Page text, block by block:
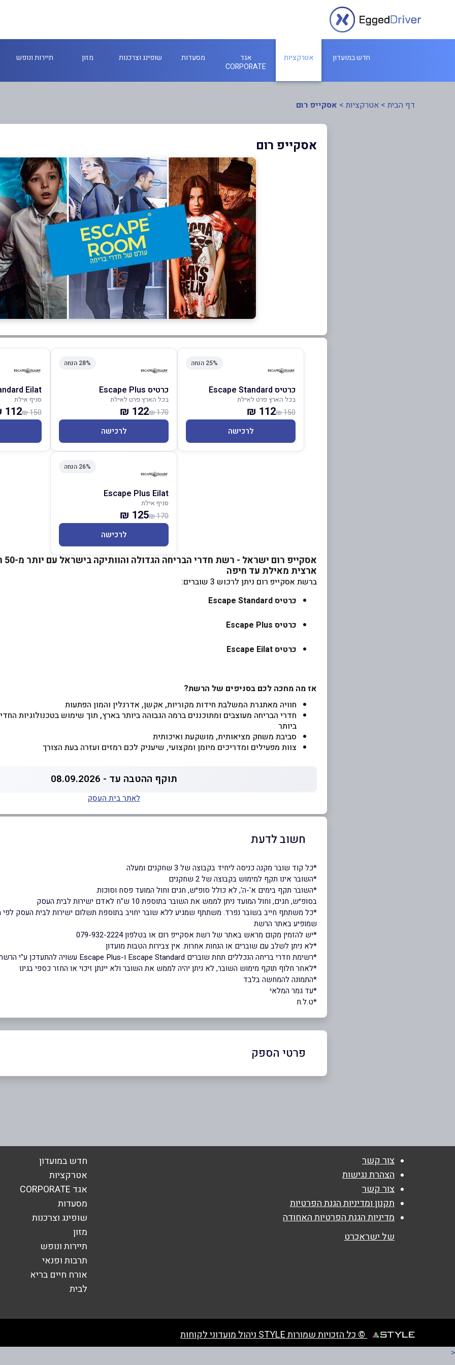
חדש במועדון אטרקציות
אגד
CORPORATE
מסעדות שופינג וצרכנות מזון תיירות ונופש
דף הבית > אטרקציות > אסקייפ רום
אסקייפ רום
25% הנחה
כרטיס Escape Standard
בכל הארץ פרט לאילת
150 ₪
112 ₪
לרכישה
28% הנחה
כרטיס Escape Plus
בכל הארץ פרט לאילת
170 ₪
122 ₪
לרכישה
Eilat
סניף אילת
150 ₪
112 ₪
26% הנחה
Escape Plus Eilat
סניף אילת
170 ₪
125 ₪
לרכישה
ארצית מאילת עד חיפה
ברשת אסקייפ רום ניתן לרכוש 3 שוברים:
כרטיס Escape Standard
כרטיס Escape Plus
כרטיס Escape Eilat
אז מה מחכה לכם בסניפים של הרשת?
חוויה מאתגרת המשלבת חידות מקוריות, אקשן, אדרנלין והמון הפתעות
חדרי הבריחה מעוצבים ומתוכננים ברמה הגבוהה ביותר בארץ, תוך שימוש בטכנולוגיות
ביותר
סביבת משחק מציאותית, מושקעת ואיכותית
צוות מפעילים ומדריכים מיומן ומקצועי, שיעניק לכם רמזים ועזרה בעת הצורך
תוקף ההטבה עד - 08.09.2026
לאתר בית העסק
חשוב לדעת
*כל קוד שובר מקנה כניסה ליחיד בקבוצה של 3 שחקנים ומעלה
*השובר אינו תקף למימוש בקבוצה של 2 שחקנים
*השובר תקף בימים א'-ה', לא כולל סופ״ש, חגים וחול המועד פסח וסוכות.
בסופ״ש, חגים, וחול המועד ניתן לממש את השובר בתוספת 10 ש"ח לאדם ישירות לבית העסק
*כל משתתף חייב בשובר נפרד. משתתף שמגיע ללא שובר יחויב בתוספת תשלום ישירות לבית העסק
שמופיע באתר הרשת
*יש להזמין מקום מראש באתר של רשת אסקייפ רום או בטלפון 079-932-2224
*לא ניתן לשלב עם שוברים או הנחות אחרות. אין צבירות הטבות מועדון
*רשימת חדרי בריחה הנכללים תחת שוברים Escape Standard ו-Escape Plus עשויה להתעדכן ע"י הרשת
*לאחר חלוף תוקף מימוש השובר, לא ניתן יהיה לממש את השובר ולא יינתן זיכוי או החזר כספי בגינו
*התמונה להמחשה בלבד
*עד גמר המלאי
*ט.ל.ח
פרטי הספק
אימייל*
צור קשר
הצהרת נגישות
צור קשר
תקנון ומדיניות הגנת הפרטיות
מדיניות הגנת הפרטיות האחודה
של ישראכרט
חדש במועדון
אטרקציות
אגד CORPORATE
מסעדות
שופינג וצרכנות
מזון
תיירות ונופש
תרבות ופנאי
אורח חיים בריא
לבית
© כל הזכויות שמורות STYLE ניהול מועדוני לקוחות
<